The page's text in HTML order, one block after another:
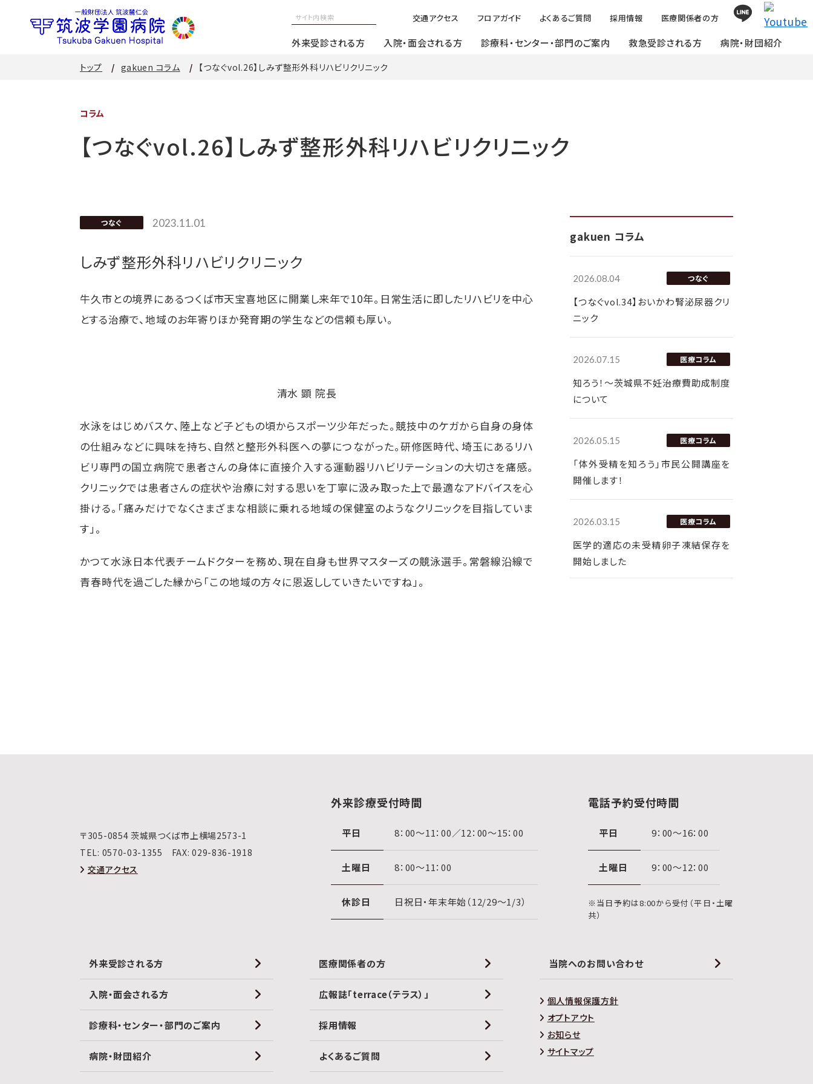
交通アクセス フロアガイド よくあるご質問 採用情報 医療関係者の方
外来受診される方 入院・面会される方 診療科・センター・部門のご案内 救急受診される方 病院・財団紹介
トップ gakuen コラム 【つなぐvol.26】しみず整形外科リハビリクリニック
コラム
【つなぐvol.26】しみず整形外科リハビリクリニック
つなぐ 2023.11.01
しみず整形外科リハビリクリニック
牛久市との境界にあるつくば市天宝喜地区に開業し来年で10年。日常生活に即したリハビリを中心
とする治療で、地域のお年寄りほか発育期の学生などの信頼も厚い。
清水 顕 院長
水泳をはじめバスケ、陸上など子どもの頃からスポーツ少年だった。競技中のケガから自身の身体
の仕組みなどに興味を持ち、自然と整形外科医への夢につながった。研修医時代、埼玉にあるリハ
ビリ専門の国立病院で患者さんの身体に直接介入する運動器リハビリテーションの大切さを痛感。
クリニックでは患者さんの症状や治療に対する思いを丁寧に汲み取った上で最適なアドバイスを心
掛ける。「痛みだけでなくさまざまな相談に乗れる地域の保健室のようなクリニックを目指していま
す」。
かつて水泳日本代表チームドクターを務め、現在自身も世界マスターズの競泳選手。常磐線沿線で
青春時代を過ごした縁から「この地域の方々に恩返ししていきたいですね」。
gakuen コラム
2026.08.04 つなぐ
【つなぐvol.34】おいかわ腎泌尿器クリ
ニック
2026.07.15 医療コラム
知ろう！～茨城県不妊治療費助成制度
について
2026.05.15 医療コラム
「体外受精を知ろう」市民公開講座を
開催します！
2026.03.15 医療コラム
医学的適応の未受精卵子凍結保存を
開始しました
〒305-0854 茨城県つくば市上横場2573-1
TEL: 0570-03-1355 FAX: 029-836-1918
交通アクセス
外来診療受付時間
平日 8：00〜11：00／12：00〜15：00
土曜日 8：00〜11：00
休診日 日祝日・年末年始（12/29〜1/3）
電話予約受付時間
平日 9：00〜16：00
土曜日 9：00〜12：00
※当日予約は8:00から受付（平日・土曜
共）
外来受診される方
入院・面会される方
診療科・センター・部門のご案内
病院・財団紹介
医療関係者の方
広報誌「terrace（テラス）」
採用情報
よくあるご質問
当院へのお問い合わせ
個人情報保護方針
オプトアウト
お知らせ
サイトマップ